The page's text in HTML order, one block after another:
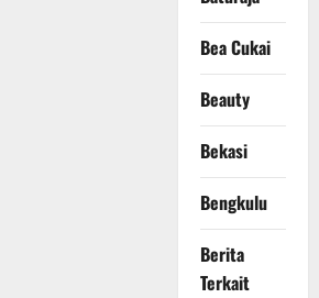
Bea Cukai
Beauty
Bekasi
Bengkulu
Berita
Terkait